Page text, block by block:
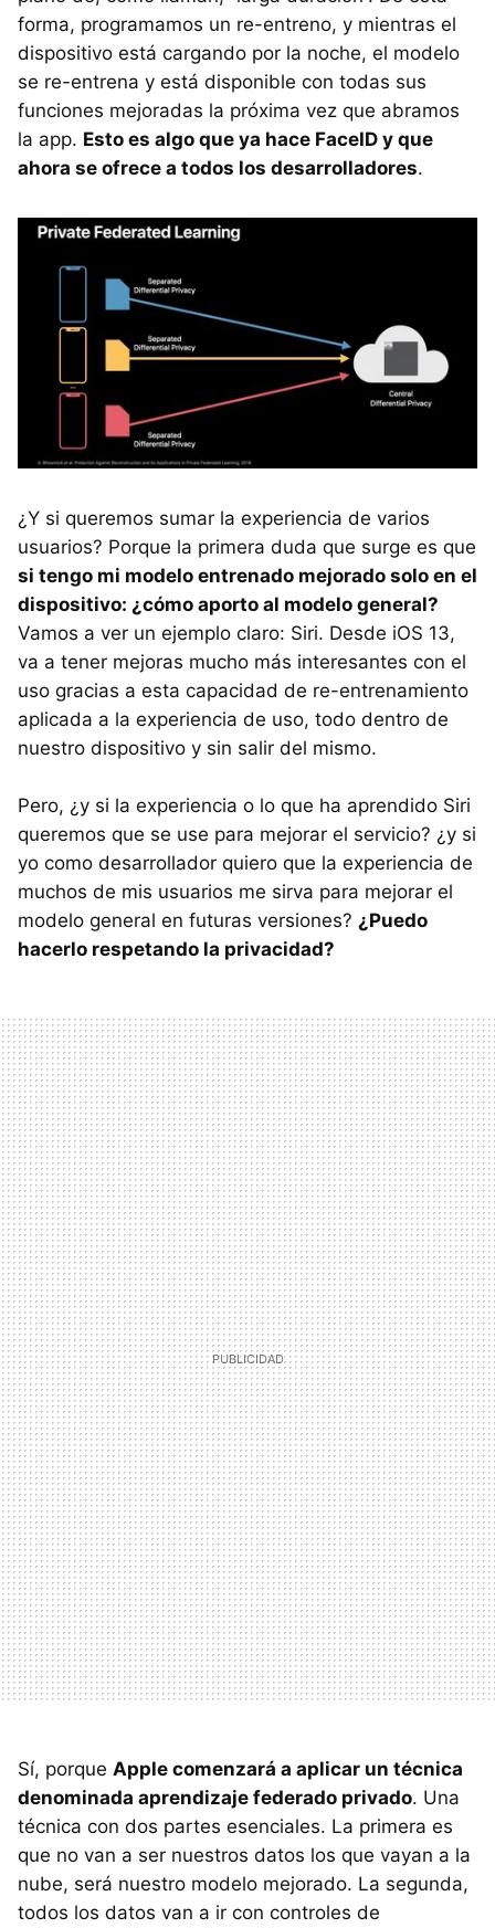
forma, programamos un re-entreno, y mientras el
dispositivo está cargando por la noche, el modelo
se re-entrena y está disponible con todas sus
funciones mejoradas la próxima vez que abramos
la app. Esto es algo que ya hace FaceID y que
ahora se ofrece a todos los desarrolladores.
¿Y si queremos sumar la experiencia de varios
usuarios? Porque la primera duda que surge es que
si tengo mi modelo entrenado mejorado solo en el
dispositivo: ¿cómo aporto al modelo general?
Vamos a ver un ejemplo claro: Siri. Desde iOS 13,
va a tener mejoras mucho más interesantes con el
uso gracias a esta capacidad de re-entrenamiento
aplicada a la experiencia de uso, todo dentro de
nuestro dispositivo y sin salir del mismo.
Pero, ¿y si la experiencia o lo que ha aprendido Siri
queremos que se use para mejorar el servicio? ¿y si
yo como desarrollador quiero que la experiencia de
muchos de mis usuarios me sirva para mejorar el
modelo general en futuras versiones? ¿Puedo
hacerlo respetando la privacidad?
Sí, porque Apple comenzará a aplicar un técnica
denominada aprendizaje federado privado. Una
técnica con dos partes esenciales. La primera es
que no van a ser nuestros datos los que vayan a la
nube, será nuestro modelo mejorado. La segunda,
todos los datos van a ir con controles de